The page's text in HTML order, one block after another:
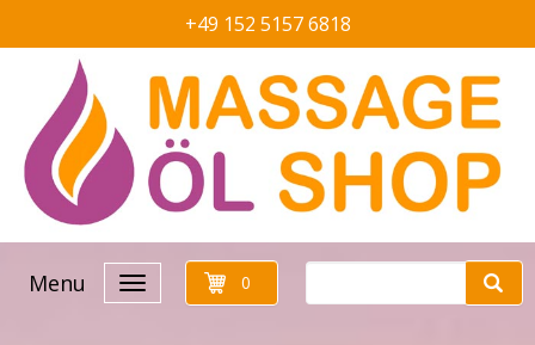
+49 152 5157 6818
Menu 0